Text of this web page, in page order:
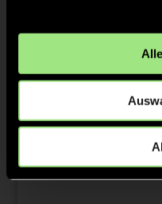
3:1 3’